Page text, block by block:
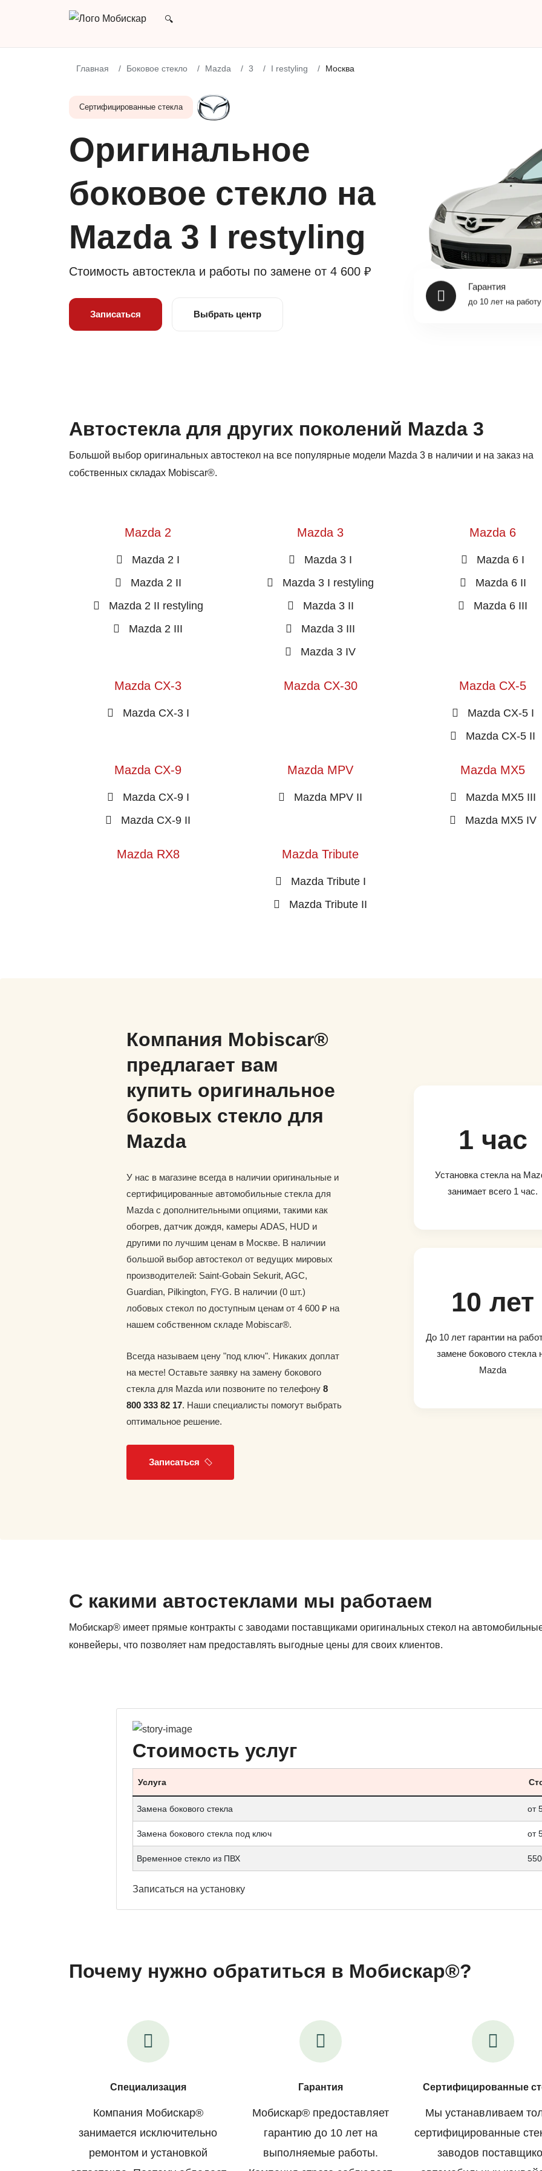
Главная Боковое стекло Mazda 3 I restyling Москва
Сертифицированные стекла
Оригинальное
боковое стекло на
Mazda 3 I restyling
Стоимость автостекла и работы по замене от 4 600 ₽
Записаться Выбрать центр
Автостекла для других поколений Mazda 3
Большой выбор оригинальных автостекол на все популярные модели Mazda 3 в наличии и на заказ на
собственных складах Mobiscar®.
Mazda 2
Mazda 2 I
Mazda 2 II
Mazda 2 II restyling
Mazda 2 III
Mazda 3
Mazda 3 I
Mazda 3 I restyling
Mazda 3 II
Mazda 3 III
Mazda 3 IV
Mazda 6
Mazda 6 I
Mazda 6 II
Mazda 6 III
Mazda CX-3
Mazda CX-3 I
Mazda CX-30 Mazda CX-5
Mazda CX-5 I
Mazda CX-5 II
Mazda CX-9
Mazda CX-9 I
Mazda CX-9 II
Mazda MPV
Mazda MPV II
Mazda MX5
Mazda MX5 III
Mazda MX5 IV
Mazda RX8 Mazda Tribute
Mazda Tribute I
Mazda Tribute II
Компания Mobiscar®
предлагает вам
купить оригинальное
боковых стекло для
Mazda
У нас в магазине всегда в наличии оригинальные и
сертифицированные автомобильные стекла для
Mazda с дополнительными опциями, такими как
обогрев, датчик дождя, камеры ADAS, HUD и
другими по лучшим ценам в Москве. В наличии
большой выбор автостекол от ведущих мировых
производителей: Saint-Gobain Sekurit, AGC,
Guardian, Pilkington, FYG. В наличии (0 шт.)
лобовых стекол по доступным ценам от 4 600 ₽ на
нашем собственном складе Mobiscar®.
Всегда называем цену "под ключ". Никаких доплат
на месте! Оставьте заявку на замену бокового
стекла для Mazda или позвоните по телефону 8
800 333 82 17. Наши специалисты помогут выбрать
оптимальное решение.
Записаться
1 час
Установка стекла на
занимает всего 1 час.
10 лет
До 10 лет гарантии на
замене бокового стекла
Mazda
С какими автостеклами мы работаем
Мобискар® имеет прямые контракты с заводами поставщиками оригинальных стекол на
конвейеры, что позволяет нам предоставлять выгодные цены для своих клиентов.
Стоимость услуг
Услуга
Замена бокового стекла от
Замена бокового стекла под ключ от
Временное стекло из ПВХ
Записаться на установку
Почему нужно обратиться в Мобискар®?
Специализация
Компания Мобискар®
занимается исключительно
ремонтом и установкой
Гарантия
Мобискар® предоставляет
гарантию до 10 лет на
выполняемые работы.
Сертифицированные
Мы устанавливаем
сертифицированные
заводов